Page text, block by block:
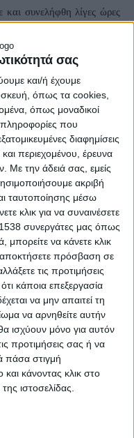
σας
και/ή έχουμε
όπως τα cookies,
όπως μοναδικοί
που
διαφημίσεις
περιεχομένου, έρευνα
Με την άδειά σας, εμείς
ακριβή
ταυτοποίησης μέσω
κλικ για να συναινέσετε
συνεργάτες μας όπως
να κάνετε κλικ
αποκτήσετε πρόσβαση σε
τις προτιμήσεις
κάποια επεξεργασία
να μην απαιτεί τη
να αρνηθείτε αυτήν
ισχύουν μόνο για αυτόν
προτιμήσεις σας ή να
πάσα στιγμή
κάνοντας κλικ στο
ιστοσελίδας.
και συνελήφθη λίγες ώρες
-
Ο απολογισμός του
42 τροχαία
3.757 παραβάσεις
2026
Γαβαλού για τα
Κατοχής στη
2026
στην Ειδική
Περιφερειών της